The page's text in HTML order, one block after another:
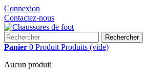
Connexion
Contactez-nous
Rechercher
Panier 0 Produit Produits (vide)
Aucun produit